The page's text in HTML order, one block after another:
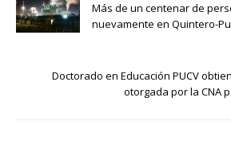
Más de un centenar de
nuevamente en Quintero-
Doctorado en Educación PUCV
otorgada por la CNA